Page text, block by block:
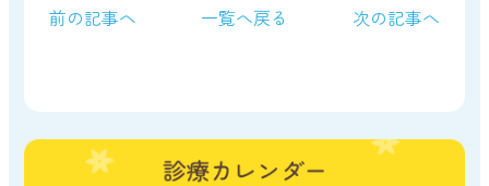
前の記事へ 一覧へ戻る 次の記事へ